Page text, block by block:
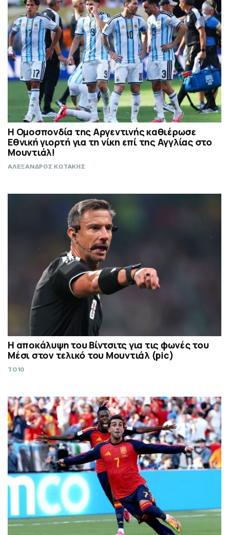
Η Ομοσπονδία της Αργεντινής καθιέρωσε
Εθνική γιορτή για τη νίκη επί της Αγγλίας στο
Μουντιάλ!
ΑΛΕΞΑΝΔΡΟΣ ΚΩΤΑΚΗΣ
Η αποκάλυψη του Βίντσιτς για τις φωνές του
Μέσι στον τελικό του Μουντιάλ (pic)
TO10